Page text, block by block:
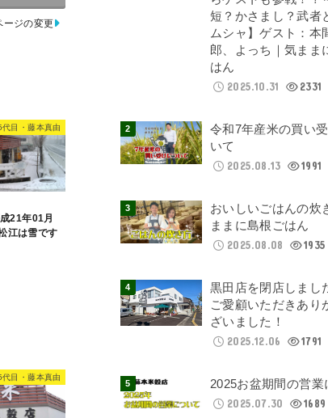
ジの変更
代目・藤本真由
21年01月
江は雪です
代目・藤本真由
短？かさまし？武者
ムシャ】ゲスト：本
郎、よっち｜気まま
はん
2025.10.31
2331
令和7年産米の買い
いて
2025.08.13
1991
おいしいごはんの炊
ままに島根ごはん
2025.08.08
1935
黒田店を閉店しまし
ご愛顧いただきあり
ざいました！
2025.12.06
1791
2025お盆期間の営業
2025.07.30
1689